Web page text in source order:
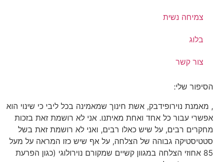
צמיחה נשית
בלוג
צור קשר
הסיפור שלי:
, מאמנת נוירופידבק, אשת חינוך שמאמינה בכל ליבי כי שינוי הוא
אפשרי עבור כל אחד ואחת מאיתנו. אני לא רושמת זאת בזכות
מחקרים רבים, על שיש כאלו רבים, ואני לא רושמת זאת בשל
סטטיסטיקה גבוהה של הצלחה, על אף שיש כזו המראה על מעל
85 אחוזי הצלחה במגוון קשיים שמקורם נוירולוגי (כגון הפרעת